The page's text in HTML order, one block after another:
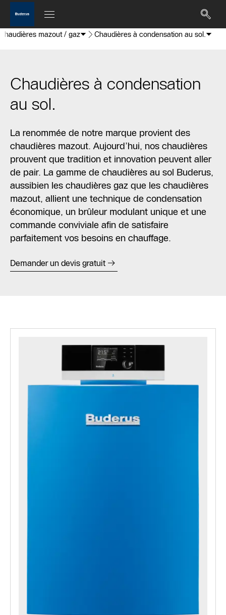
Chaudières mazout / gaz Chaudières à condensation au sol.
Chaudières à condensation
au sol.
La renommée de notre marque provient des
chaudières mazout. Aujourd’hui, nos chaudières
prouvent que tradition et innovation peuvent aller
de pair. La gamme de chaudières au sol Buderus,
aussibien les chaudières gaz que les chaudières
mazout, allient une technique de condensation
économique, un brûleur modulant unique et une
commande conviviale afin de satisfaire
parfaitement vos besoins en chauffage.
Demander un devis gratuit